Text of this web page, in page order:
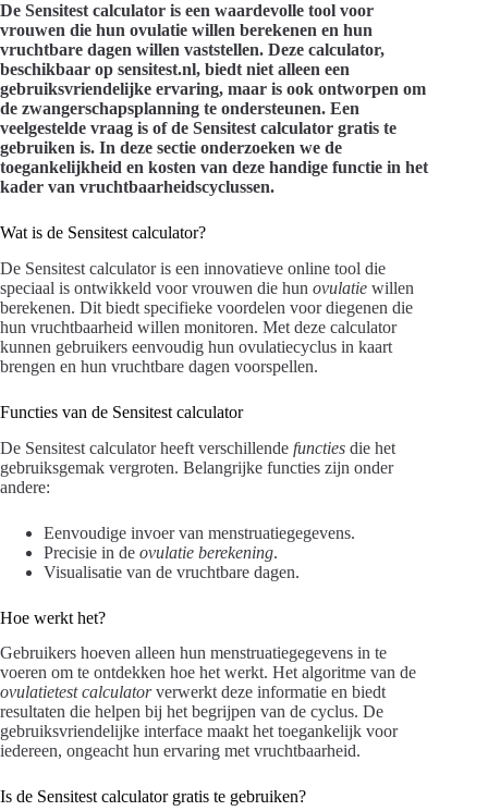
De Sensitest calculator is een waardevolle tool voor
vrouwen die hun ovulatie willen berekenen en hun
vruchtbare dagen willen vaststellen. Deze calculator,
beschikbaar op sensitest.nl, biedt niet alleen een
gebruiksvriendelijke ervaring, maar is ook ontworpen om
de zwangerschapsplanning te ondersteunen. Een
veelgestelde vraag is of de Sensitest calculator gratis te
gebruiken is. In deze sectie onderzoeken we de
toegankelijkheid en kosten van deze handige functie in het
kader van vruchtbaarheidscyclussen.
Wat is de Sensitest calculator?
De Sensitest calculator is een innovatieve online tool die
speciaal is ontwikkeld voor vrouwen die hun ovulatie willen
berekenen. Dit biedt specifieke voordelen voor diegenen die
hun vruchtbaarheid willen monitoren. Met deze calculator
kunnen gebruikers eenvoudig hun ovulatiecyclus in kaart
brengen en hun vruchtbare dagen voorspellen.
Functies van de Sensitest calculator
De Sensitest calculator heeft verschillende functies die het
gebruiksgemak vergroten. Belangrijke functies zijn onder
andere:
Eenvoudige invoer van menstruatiegegevens.
Precisie in de ovulatie berekening.
Visualisatie van de vruchtbare dagen.
Hoe werkt het?
Gebruikers hoeven alleen hun menstruatiegegevens in te
voeren om te ontdekken hoe het werkt. Het algoritme van de
ovulatietest calculatorverwerkt deze informatie en biedt
resultaten die helpen bij het begrijpen van de cyclus. De
gebruiksvriendelijke interface maakt het toegankelijk voor
iedereen, ongeacht hun ervaring met vruchtbaarheid.
Is de Sensitest calculator gratis te gebruiken?